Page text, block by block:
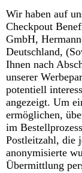
Wir haben auf
Checkpout
GmbH,
Deutschland,
Ihnen nach
unserer
potentiell
angezeigt. Um
ermöglichen,
im
Postleitzahl, die
anonymisierte
Übermittlung